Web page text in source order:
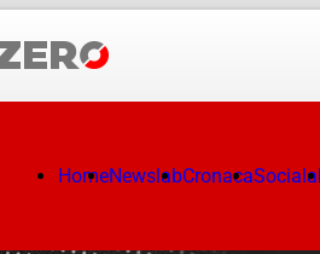
HomeNewslabCronaca